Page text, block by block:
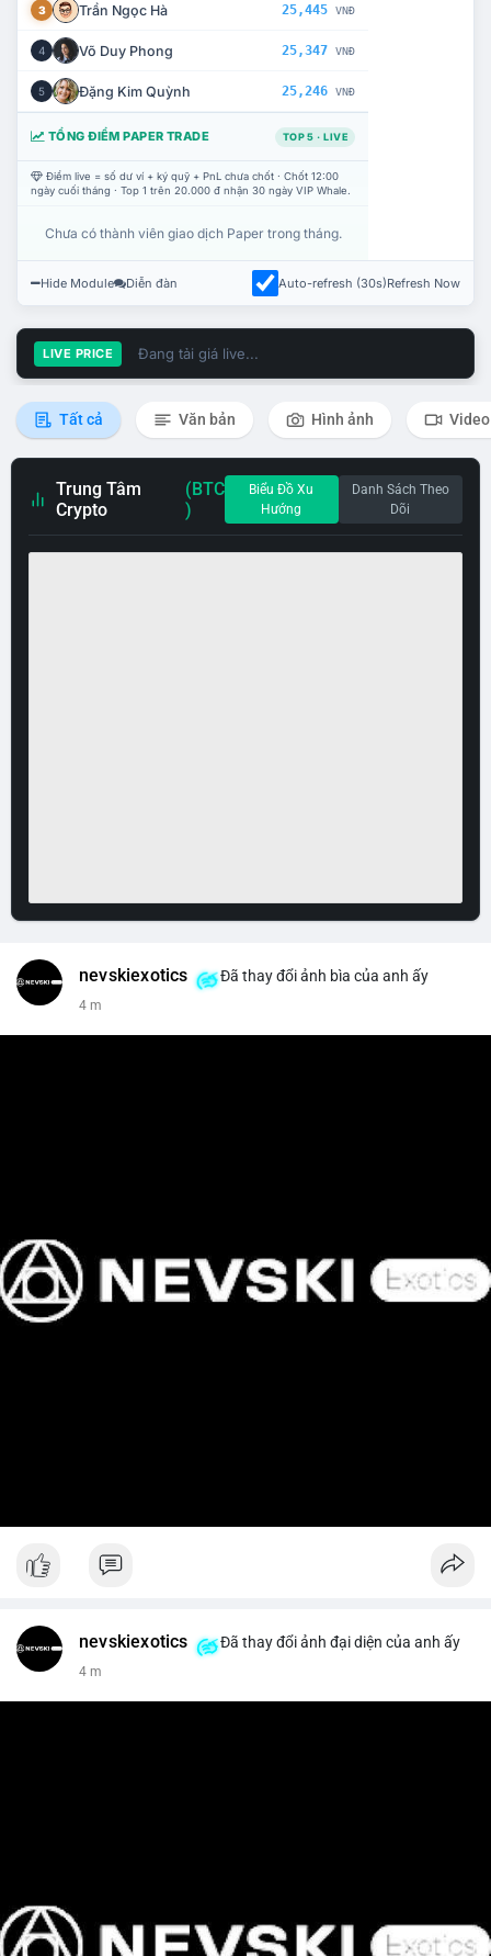
3 Trần Ngọc Hà 25,445 VNĐ
4 Võ Duy Phong 25,347 VNĐ
5 Đặng Kim Quỳnh 25,246 VNĐ
TỔNG ĐIỂM PAPER TRADE TOP 5 · LIVE
Điểm live = số dư ví + ký quỹ + PnL chưa chốt · Chốt 12:00
ngày cuối tháng · Top 1 trên 20.000 đ nhận 30 ngày VIP Whale.
Chưa có thành viên giao dịch Paper trong tháng.
Hide Module Diễn đàn Auto-refresh (30s)Refresh Now
LIVE PRICE Đang tải giá live...
Tất cả Văn bản Hình ảnh Video
Trung Tâm
Crypto
(BTC
)
Biểu Đồ Xu
Hướng
Danh Sách Theo
Dõi
nevskiexotics Đã thay đổi ảnh bìa của anh ấy
4 m
nevskiexotics Đã thay đổi ảnh đại diện của anh ấy
4 m